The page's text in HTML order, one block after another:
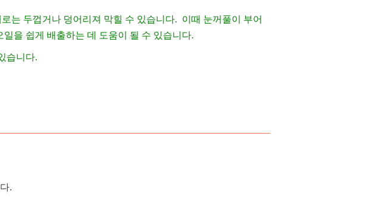
는 두껍거나 덩어리져 막힐 수 있습니다. 이때 눈꺼풀이 부어
을 쉽게 배출하는 데 도움이 될 수 있습니다.
습니다.
.